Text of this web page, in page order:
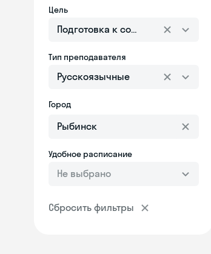
Цель
Подготовка к собеседованию
Тип преподавателя
Русскоязычные
Город
Удобное расписание
Не выбрано
Сбросить фильтры